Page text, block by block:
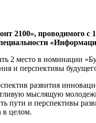
2100», проводимого
2 место в номинации
и перспективы
развития
мыслящую
пути и перспективы
в целом.